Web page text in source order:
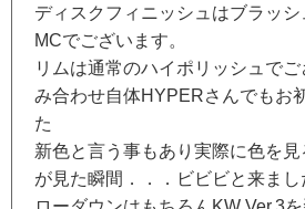
ディスクフィニッシュはブラッ
MCでございます。
リムは通常のハイポリッシュで
み合わせ自体HYPERさんでもお
た
新色と言う事もあり実際に色を
が見た瞬間．．．ビビビと来まし